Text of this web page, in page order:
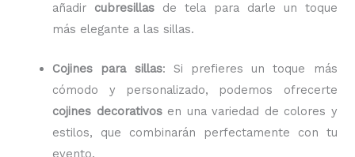
añadir cubresillas de tela para darle un toque
más elegante a las sillas.
Cojines para sillas: Si prefieres un toque más
cómodo y personalizado, podemos ofrecerte
cojines decorativosen una variedad de colores y
estilos, que combinarán perfectamente con tu
evento.